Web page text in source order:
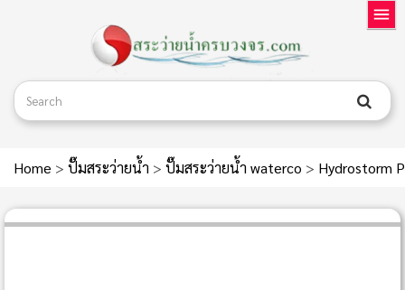
Home > ปั๊มสระว่ายน้ำ > ปั๊มสระว่ายน้ำ waterco > Hydrostorm